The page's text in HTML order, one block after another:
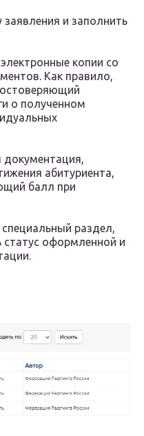
и заполнить
копии со
Как правило,
о полученном
абитуриента,
балл при
раздел,
оформленной и